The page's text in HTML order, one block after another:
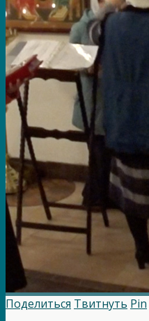
Поделиться Твитнуть Pin